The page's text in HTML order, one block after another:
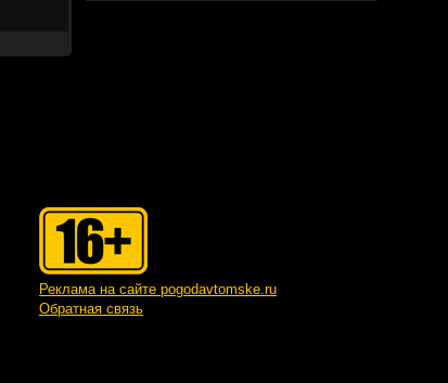
Реклама на сайте pogodavtomske.ru
Обратная связь